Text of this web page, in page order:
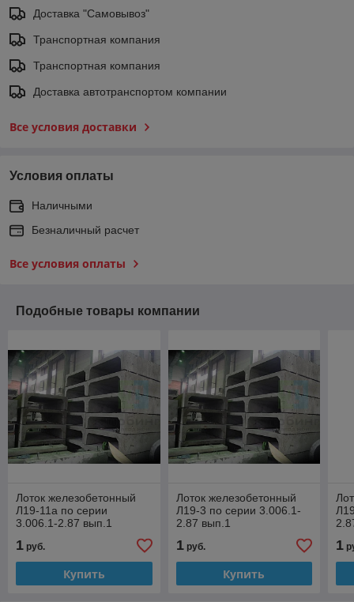
Доставка "Самовывоз"
Транспортная компания
Транспортная компания
Доставка автотранспортом компании
Все условия доставки
Условия оплаты
Наличными
Безналичный расчет
Все условия оплаты
Подобные товары компании
Лоток железобетонный
Л19-11а по серии
3.006.1-2.87 вып.1
1 руб.
Купить
Лоток железобетонный
Л19-3 по серии 3.006.1-
2.87 вып.1
1руб.
Купить
1